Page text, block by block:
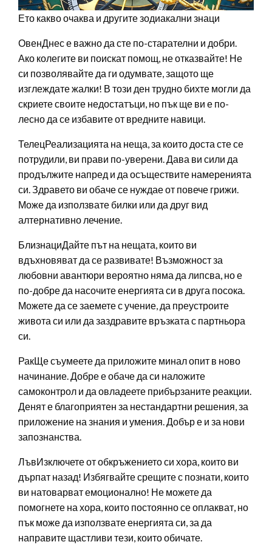
Ето какво очаква и другите зодиакални знаци
ОвенДнес е важно да сте по-старателни и добри.
Ако колегите ви поискат помощ, не отказвайте! Не
си позволявайте да ги одумвате, защото ще
изглеждате жалки! В този ден трудно бихте могли да
скриете своите недостатъци, но пък ще ви е по-
лесно да се избавите от вредните навици.
ТелецРеализацията на неща, за които доста сте се
потрудили, ви прави по-уверени. Дава ви сили да
продължите напред и да осъществите намеренията
си. Здравето ви обаче се нуждае от повече грижи.
Може да използвате билки или да друг вид
алтернативно лечение.
БлизнациДайте път на нещата, които ви
вдъхновяват да се развивате! Възможност за
любовни авантюри вероятно няма да липсва, но е
по-добре да насочите енергията си в друга посока.
Можете да се заемете с учение, да преустроите
живота си или да заздравите връзката с партньора
си.
РакЩе съумеете да приложите минал опит в ново
начинание. Добре е обаче да си наложите
самоконтрол и да овладеете прибързаните реакции.
Денят е благоприятен за нестандартни решения, за
приложение на знания и умения. Добър е и за нови
запознанства.
ЛъвИзключете от обкръжението си хора, които ви
дърпат назад! Избягвайте срещите с познати, които
ви натоварват емоционално! Не можете да
помогнете на хора, които постоянно се оплакват, но
пък може да използвате енергията си, за да
направите щастливи тези, които обичате.